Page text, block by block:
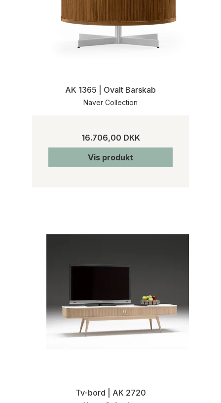
AK 1365 | Ovalt Barskab
Naver Collection
16.706,00 DKK
Vis produkt
Tv-bord | AK 2720